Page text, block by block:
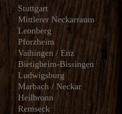
Stuttgart
Mittlerer Neckarraum
Leonberg
Pforzheim
Vaihingen / Enz
Bietigheim-Bissingen
Ludwigsburg
Marbach / Neckar
Heilbronn
Remseck